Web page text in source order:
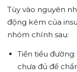
Tùy vào nguyên
động kém của
nhóm chính sau:
Tiền tiểu
chưa đủ để